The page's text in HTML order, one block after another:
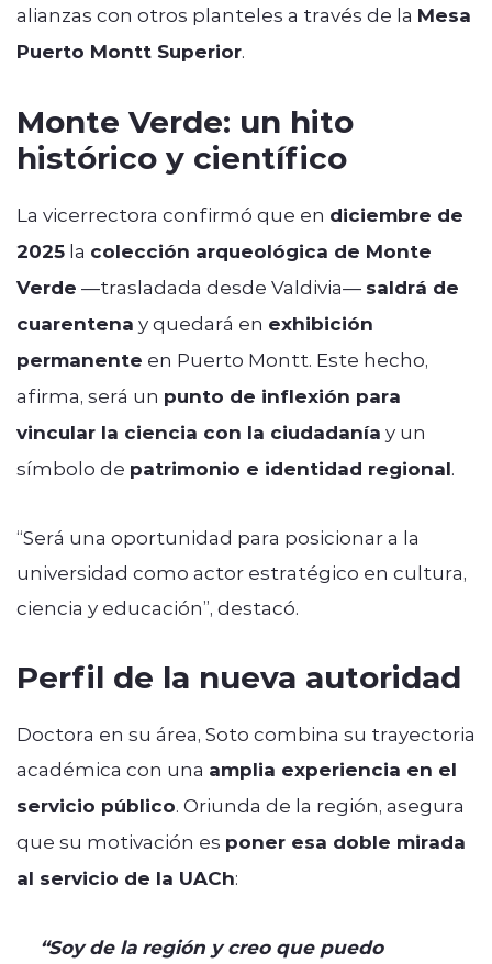
alianzas con otros planteles a través de la Mesa
Puerto Montt Superior.
Monte Verde: un hito
histórico y científico
La vicerrectora confirmó que en diciembre de
2025 la colección arqueológica de Monte
Verde —trasladada desde Valdivia— saldrá de
cuarentena y quedará en exhibición
permanente en Puerto Montt. Este hecho,
afirma, será un punto de inflexión para
vincular la ciencia con la ciudadanía y un
símbolo de patrimonio e identidad regional.
“Será una oportunidad para posicionar a la
universidad como actor estratégico en cultura,
ciencia y educación”, destacó.
Perfil de la nueva autoridad
Doctora en su área, Soto combina su trayectoria
académica con una amplia experiencia en el
servicio público. Oriunda de la región, asegura
que su motivación es poner esa doble mirada
al servicio de la UACh:
“Soy de la región y creo que puedo